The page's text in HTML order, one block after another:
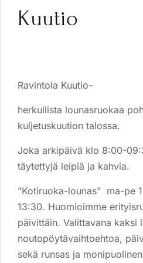
Kuutio
Ravintola Kuutio-
herkullista lounasruokaa
kuljetuskuution talossa.
Joka arkipäivä klo 8:00-
täytettyjä leipiä ja kahvia.
”Kotiruoka-lounas” ma-pe
13:30. Huomioimme
päivittäin. Valittavana kaksi
noutopöytävaihtoehtoa,
sekä runsas ja